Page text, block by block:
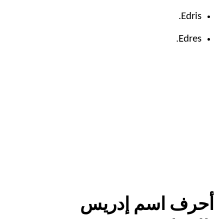
Edris.
Edres.
أحرف اسم إدريس